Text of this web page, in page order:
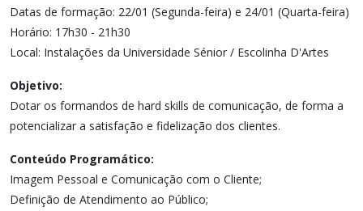
Datas de formação: 22/01 (Segunda-feira) e 24/01 (Quarta-feira)
Horário: 17h30 - 21h30
Local: Instalações da Universidade Sénior / Escolinha D'Artes
Objetivo:
Dotar os formandos de hard skills de comunicação, de forma a
potencializar a satisfação e fidelização dos clientes.
Conteúdo Programático:
Imagem Pessoal e Comunicação com o Cliente;
Definição de Atendimento ao Público;